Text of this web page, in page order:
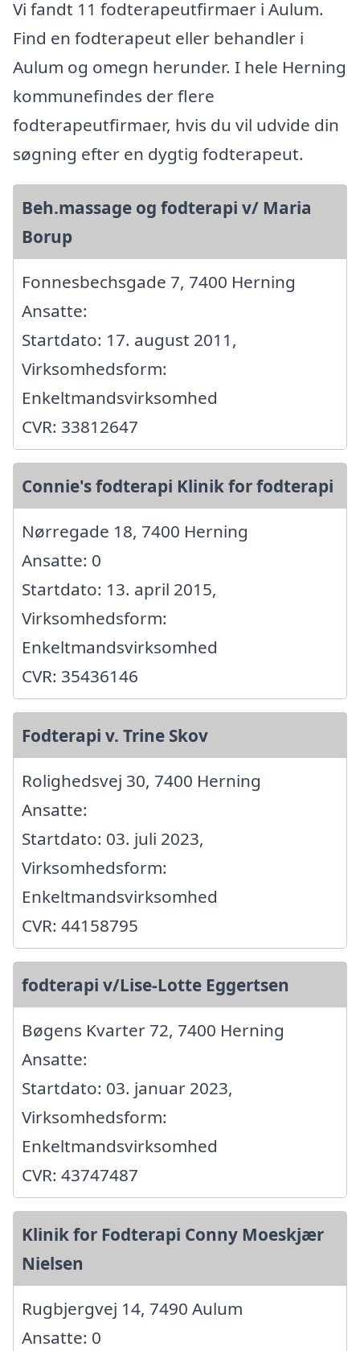
Vi fandt 11 fodterapeutfirmaer i Aulum.
Find en fodterapeut eller behandler i
Aulum og omegn herunder. I hele Herning
kommunefindes der flere
fodterapeutfirmaer, hvis du vil udvide din
søgning efter en dygtig fodterapeut.
Beh.massage og fodterapi v/ Maria
Borup
Fonnesbechsgade 7, 7400 Herning
Ansatte:
Startdato: 17. august 2011,
Virksomhedsform:
Enkeltmandsvirksomhed
CVR: 33812647
Connie's fodterapi Klinik for fodterapi
Nørregade 18, 7400 Herning
Ansatte: 0
Startdato: 13. april 2015,
Virksomhedsform:
Enkeltmandsvirksomhed
CVR: 35436146
Fodterapi v. Trine Skov
Rolighedsvej 30, 7400 Herning
Ansatte:
Startdato: 03. juli 2023,
Virksomhedsform:
Enkeltmandsvirksomhed
CVR: 44158795
fodterapi v/Lise-Lotte Eggertsen
Bøgens Kvarter 72, 7400 Herning
Ansatte:
Startdato: 03. januar 2023,
Virksomhedsform:
Enkeltmandsvirksomhed
CVR: 43747487
Klinik for Fodterapi Conny Moeskjær
Nielsen
Rugbjergvej 14, 7490 Aulum
Ansatte: 0